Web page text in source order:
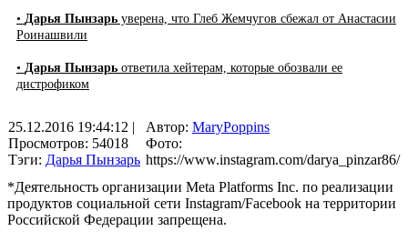
• Дарья Пынзарь уверена, что Глеб Жемчугов сбежал от Анастасии
Роинашвили
• Дарья Пынзарь ответила хейтерам, которые обозвали ее
дистрофиком
25.12.2016 19:44:12 |
Просмотров: 54018
Тэги: Дарья Пынзарь
Автор: MaryPoppins
Фото:
https://www.instagram.com/darya_pinzar86/
*Деятельность организации Meta Platforms Inc. по реализации
продуктов социальной сети Instagram/Facebook на территории
Российской Федерации запрещена.